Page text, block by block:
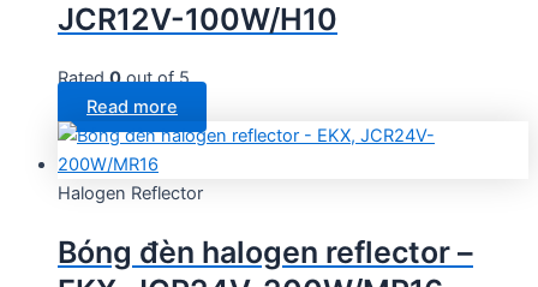
JCR12V-100W/H10
Rated0out of 5
Read more
Halogen Reflector
Bóng đèn halogen reflector –